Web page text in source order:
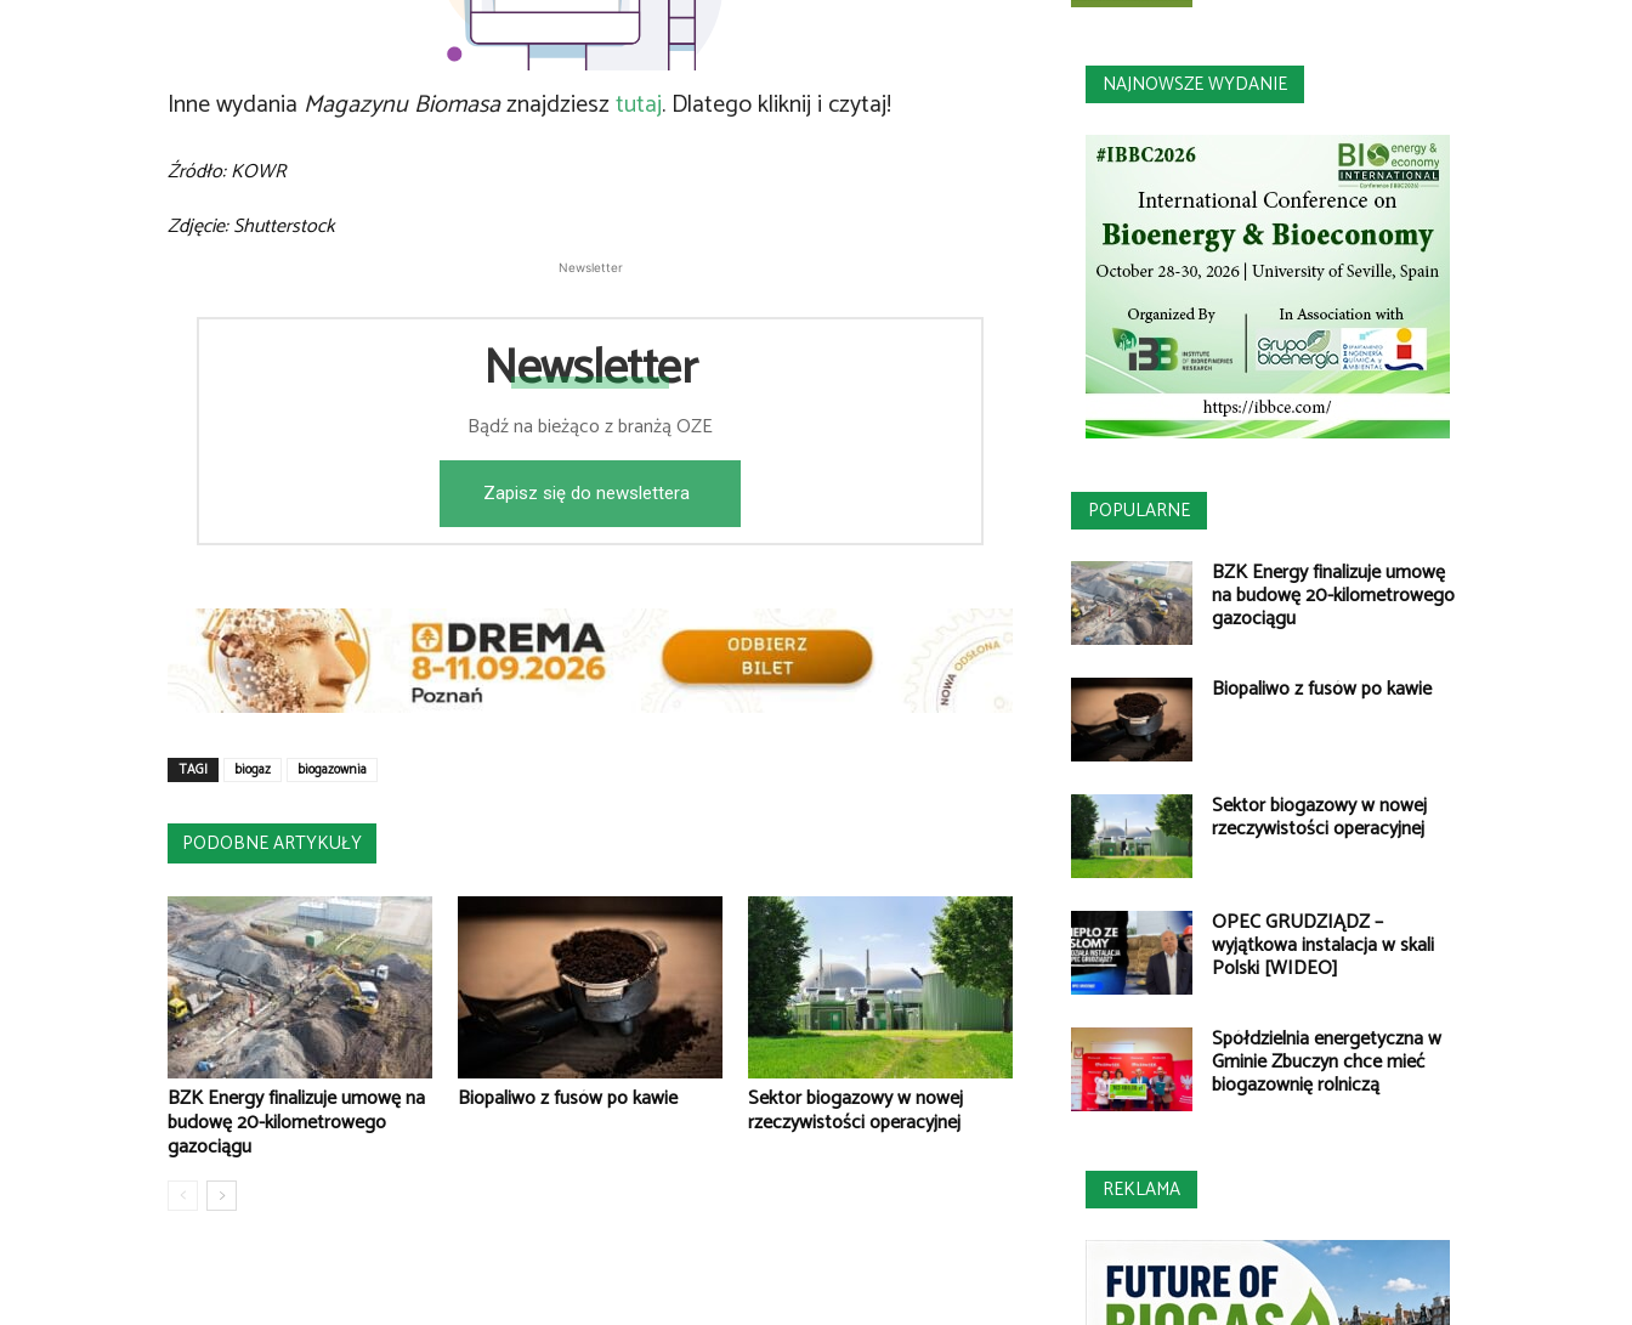
Inne wydania Magazynu Biomasaznajdziesztutaj. Dlatego kliknij i czytaj!
Źródło: KOWR
Zdjęcie: Shutterstock
Newsletter
Newsletter
Bądź na bieżąco z branżą OZE
Zapisz się do newslettera
TAGI biogaz biogazownia
PODOBNE ARTYKUŁY
BZK Energy finalizuje umowę na
budowę 20-kilometrowego
gazociągu
Biopaliwo z fusów po kawie Sektor biogazowy w nowej
rzeczywistości operacyjnej
NAJNOWSZE WYDANIE
POPULARNE
BZK Energy finalizuje umowę
na budowę 20-kilometrowego
gazociągu
Biopaliwo z fusów po kawie
Sektor biogazowy w nowej
rzeczywistości operacyjnej
OPEC GRUDZIĄDZ –
wyjątkowa instalacja w skali
Polski [WIDEO]
Spółdzielnia energetyczna w
Gminie Zbuczyn chce mieć
biogazownię rolniczą
REKLAMA